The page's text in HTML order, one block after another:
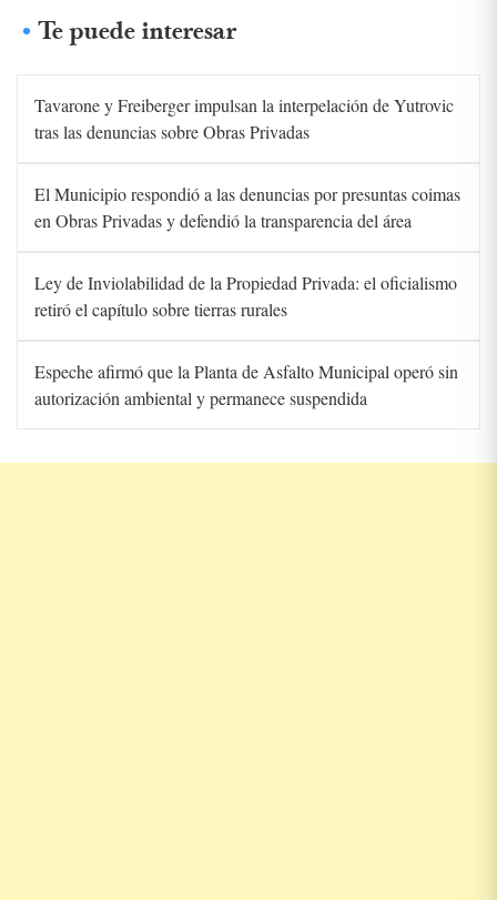
Te puede interesar
Tavarone y Freiberger impulsan la interpelación de Yutrovic
tras las denuncias sobre Obras Privadas
El Municipio respondió a las denuncias por presuntas coimas
en Obras Privadas y defendió la transparencia del área
Ley de Inviolabilidad de la Propiedad Privada: el oficialismo
retiró el capítulo sobre tierras rurales
Espeche afirmó que la Planta de Asfalto Municipal operó sin
autorización ambiental y permanece suspendida